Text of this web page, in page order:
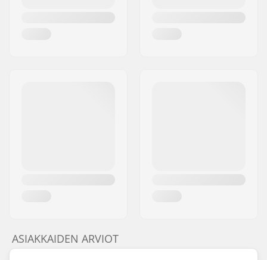
ASIAKKAIDEN ARVIOT